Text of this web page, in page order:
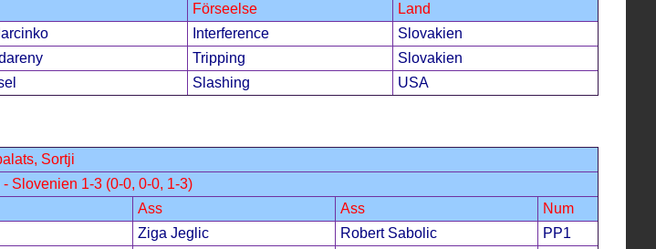
Förseelse
Land
Interference
Slovakien
Tripping
Slovakien
Slashing USA
Sortji
Slovenien 1-3 (0-0, 0-0, 1-3)
Ass Ass
Num
Ziga Jeglic Robert Sabolic
PP1